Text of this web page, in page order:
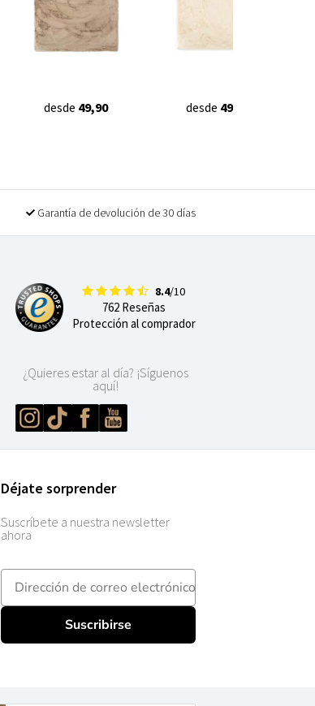
desde 49,90 desde 49,90
Garantía de devolución de 30 días
8.4/10
762 Reseñas
Protección al comprador
¿Quieres estar al día? ¡Síguenos
aquí!
Déjate sorprender
Suscríbete a nuestra newsletter
ahora
E-mailadres
Suscribirse